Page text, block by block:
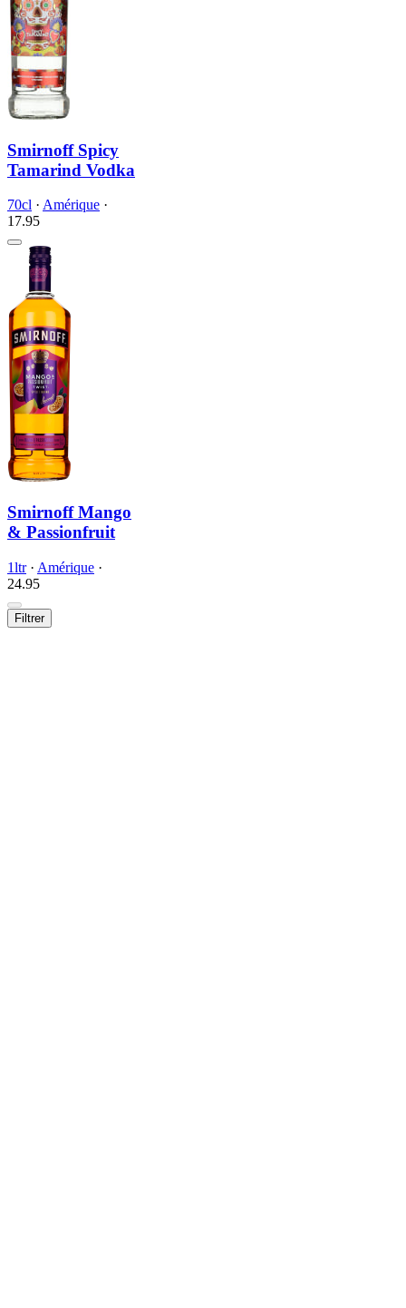
Smirnoff Spicy
Tamarind Vodka
70cl · Amérique ·
17.95
Smirnoff Mango
& Passionfruit
1ltr· Amérique ·
24.95
Filtrer